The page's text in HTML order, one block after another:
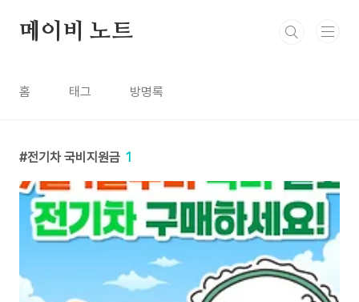
메이비 노트
홈 태그 방명록
전기차 국비지원금 1